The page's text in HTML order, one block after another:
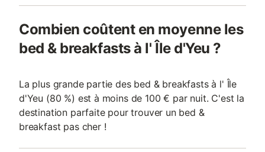
Combien coûtent en moyenne les
bed & breakfasts à l' Île d'Yeu ?
La plus grande partie des bed & breakfasts à l' Île
d'Yeu (80 %) est à moins de 100 € par nuit. C'est la
destination parfaite pour trouver un bed &
breakfast pas cher !